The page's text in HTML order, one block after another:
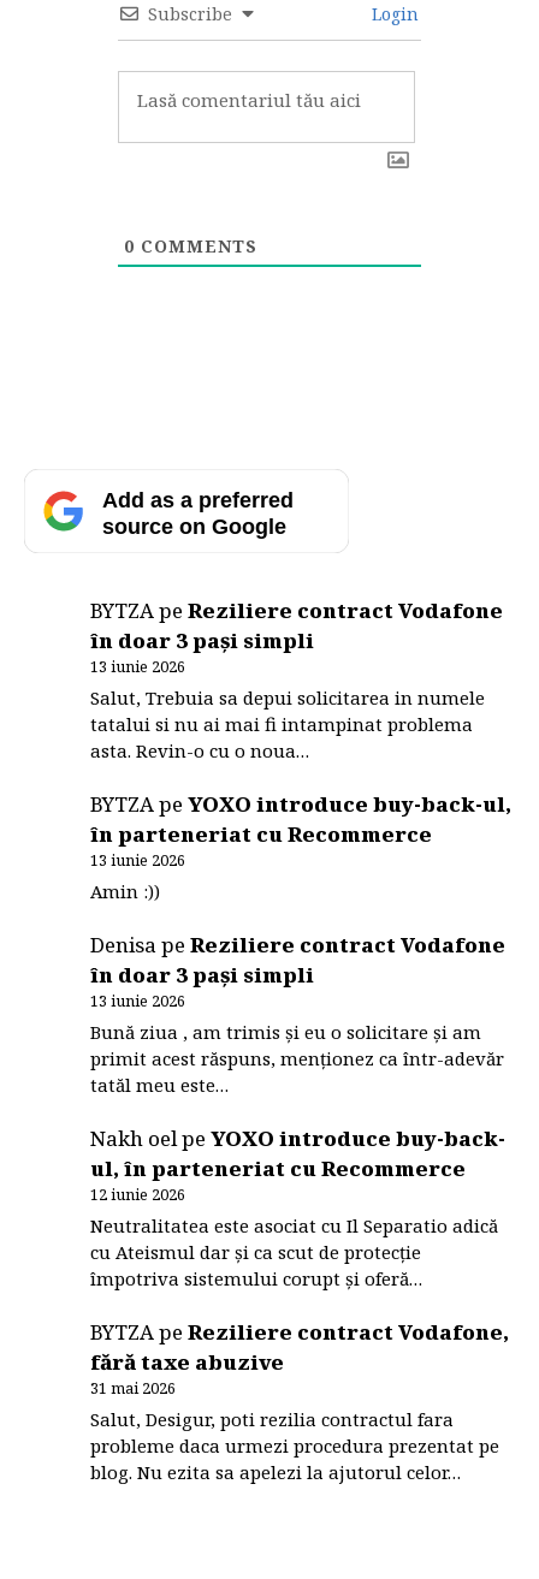
Subscribe Login
0 COMMENTS
Add as a preferred
source on Google
BYTZA peReziliere contract Vodafone
în doar 3 pași simpli
13 iunie 2026
Salut, Trebuia sa depui solicitarea in numele
tatalui si nu ai mai fi intampinat problema
asta. Revin-o cu o noua…
BYTZApeYOXO introduce buy-back-ul,
în parteneriat cu Recommerce
13 iunie 2026
Amin :))
DenisapeReziliere contract Vodafone
în doar 3 pași simpli
13 iunie 2026
Bună ziua , am trimis și eu o solicitare și am
primit acest răspuns, menționez ca într-adevăr
tatăl meu este…
Nakh oelpeYOXO introduce buy-back-
ul, în parteneriat cu Recommerce
12 iunie 2026
Neutralitatea este asociat cu Il Separatio adică
cu Ateismul dar și ca scut de protecție
împotriva sistemului corupt și oferă…
BYTZApeReziliere contract Vodafone,
fără taxe abuzive
31 mai 2026
Salut, Desigur, poti rezilia contractul fara
probleme daca urmezi procedura prezentat pe
blog. Nu ezita sa apelezi la ajutorul celor…